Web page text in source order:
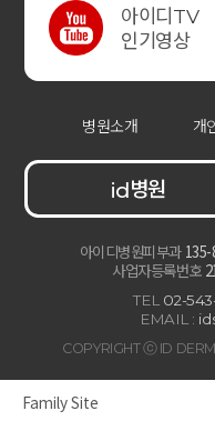
아이디TV
인기영상
병원소개 개
id병원
아이디병원피부과135-
사업자등록번호
TEL 02-
EMAIL :
COPYRIGHT ⓒ ID
Family Site